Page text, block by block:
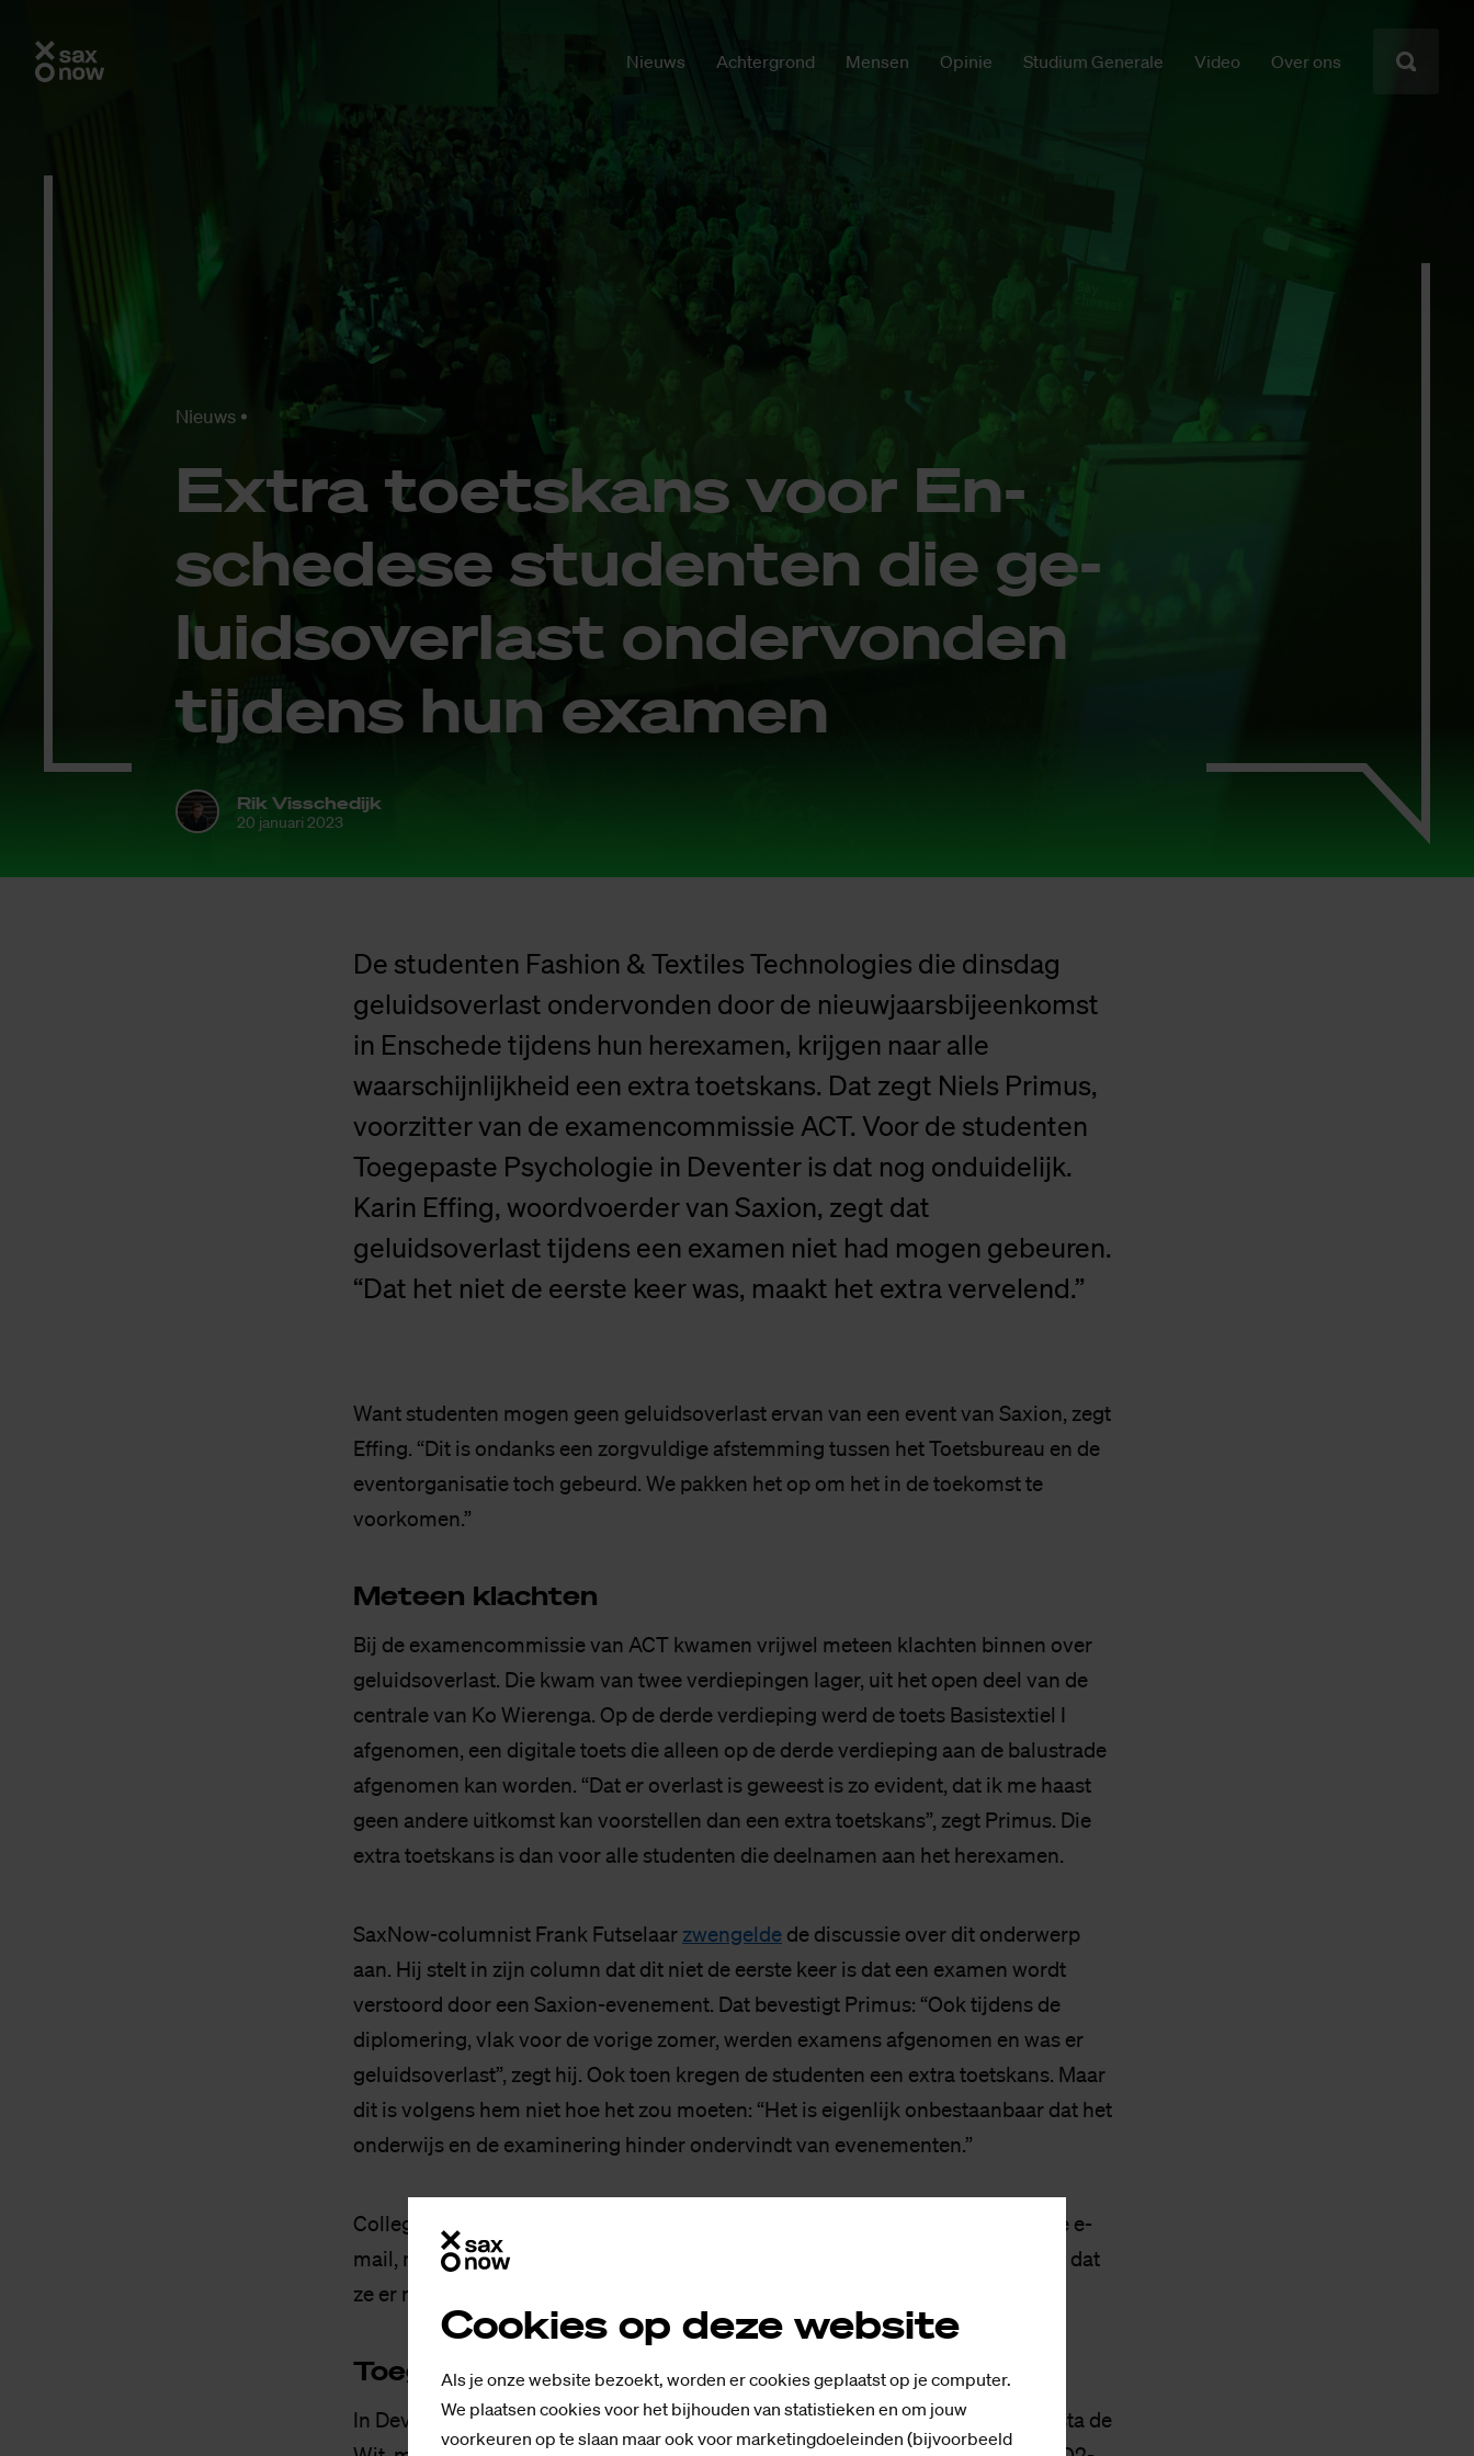
Cookies op deze website
Als je onze website bezoekt, worden er cookies geplaatst op je computer.
We plaatsen cookies voor het bijhouden van statistieken en om jouw
voorkeuren op te slaan maar ook voor marketingdoeleinden (bijvoorbeeld
Nieuws Achtergrond Mensen Opinie Studium Generale Video Over ons
Nieuws
Ex­tra toets­kans voor En­
sche­de­se stu­den­ten die ge­
luids­over­last on­der­von­den
tij­dens hun exa­men
Rik Visschedijk
20 januari 2023
De studenten Fashion & Textiles Technologies die dinsdag
geluidsoverlast ondervonden door de nieuwjaarsbijeenkomst
in Enschede tijdens hun herexamen, krijgen naar alle
waarschijnlijkheid een extra toetskans. Dat zegt Niels Primus,
voorzitter van de examencommissie ACT. Voor de studenten
Toegepaste Psychologie in Deventer is dat nog onduidelijk.
Karin Effing, woordvoerder van Saxion, zegt dat
geluidsoverlast tijdens een examen niet had mogen gebeuren.
“Dat het niet de eerste keer was, maakt het extra vervelend.”
Want studenten mogen geen geluidsoverlast ervan van een event van Saxion, zegt
Effing. “Dit is ondanks een zorgvuldige afstemming tussen het Toetsbureau en de
eventorganisatie toch gebeurd. We pakken het op om het in de toekomst te
voorkomen.”
Met­een klach­ten
Bij de examencommissie van ACT kwamen vrijwel meteen klachten binnen over
geluidsoverlast. Die kwam van twee verdiepingen lager, uit het open deel van de
centrale van Ko Wierenga. Op de derde verdieping werd de toets Basistextiel I
afgenomen, een digitale toets die alleen op de derde verdieping aan de balustrade
afgenomen kan worden. “Dat er overlast is geweest is zo evident, dat ik me haast
geen andere uitkomst kan voorstellen dan een extra toetskans”, zegt Primus. Die
extra toetskans is dan voor alle studenten die deelnamen aan het herexamen.
SaxNow-columnist Frank Futselaar zwengelde de discussie over dit onderwerp
aan. Hij stelt in zijn column dat dit niet de eerste keer is dat een examen wordt
verstoord door een Saxion-evenement. Dat bevestigt Primus: “Ook tijdens de
diplomering, vlak voor de vorige zomer, werden examens afgenomen en was er
geluidsoverlast”, zegt hij. Ook toen kregen de studenten een extra toetskans. Maar
dit is volgens hem niet hoe het zou moeten: “Het is eigenlijk onbestaanbaar dat het
onderwijs en de examinering hinder ondervindt van evenementen.”
Collegevoorzitter Anka Mulder heeft contact opgenomen met Futselaar. In die e-
mail, met cc aan SaxNow, noemt ze de geluidsoverlast heel vervelend, zegt ze dat
ze er niet van op de hoogte was, en dat ze ermee aan de slag gaat.
Toe­ge­pas­te Psy­cho­lo­gie
In Deventer was er ook flink wat geluid tijdens de nieuwjaarsbijeenkomst. Krista de